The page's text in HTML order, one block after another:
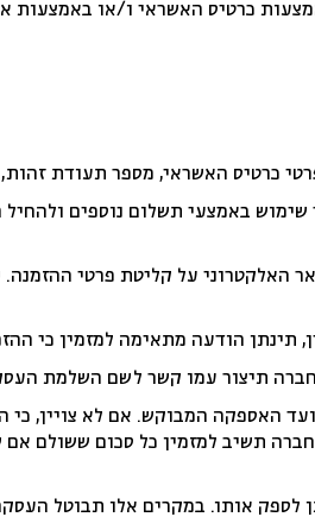
כרטיס האשראי ו/או באמצעות
כרטיס האשראי, מספר תעודת זהות,
באמצעי תשלום נוספים ולהחיל
האלקטרוני על קליטת פרטי ההזמנה.
הודעה מתאימה למזמין כי
תיצור עמו קשר לשם השלמת
האספקה המבוקש. אם לא צויין, כי
תשיב למזמין כל סכום ששולם
לספק אותו. במקרים אלו תבוטל